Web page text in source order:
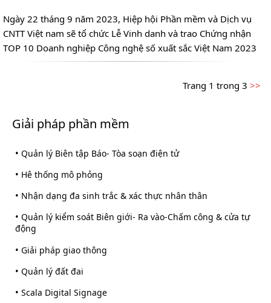
Ngày 22 tháng 9 năm 2023, Hiệp hội Phần mềm và Dịch vụ
CNTT Việt nam sẽ tổ chức Lễ Vinh danh và trao Chứng nhận
TOP 10 Doanh nghiệp Công nghệ số xuất sắc Việt Nam 2023
Trang 1 trong 3 >>
Giải pháp phần mềm
•Quản lý Biên tập Báo- Tòa soạn điện tử
• Hê thống mô phỏng
• Nhận dạng đa sinh trắc & xác thực nhân thân
•Quản lý kiểm soát Biên giới- Ra vào-Chấm công & cửa tự
động
•Giải pháp giao thông
•Quản lý đất đai
•Scala Digital Signage